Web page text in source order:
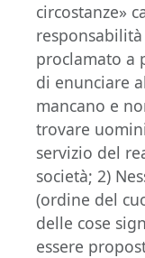
circostanze»
proclamato a
di enunciare
mancano e
trovare
servizio del
società; 2)
(ordine del
delle cose
essere